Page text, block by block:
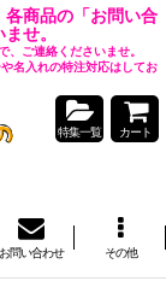
商品の「お問い合
せ。
ご連絡くださいませ。
名入れの特注対応はしてお
特集一覧 カート
お問い合わせ その他